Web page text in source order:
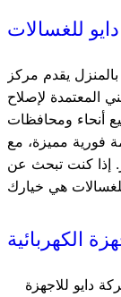
للغسالات
يقدم مركز
المعتمدة لإصلاح
أنحاء ومحافظات
فورية مميزة، مع
إذا كنت تبحث عن
الكهربائية